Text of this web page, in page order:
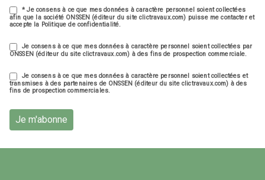
* Je consens à ce que mes données à caractère personnel soient collectées
afin que la société ONSSEN (éditeur du site clictravaux.com) puisse me contacter et
accepte la Politique de confidentialité.
Je consens à ce que mes données à caractère personnel soient collectées par
ONSSEN (éditeur du site clictravaux.com) à des fins de prospection commerciale.
Je consens à ce que mes données à caractère personnel soient collectées et
transmises à des partenaires de ONSSEN (éditeur du site clictravaux.com) à des
fins de prospection commerciales.
Je m'abonne